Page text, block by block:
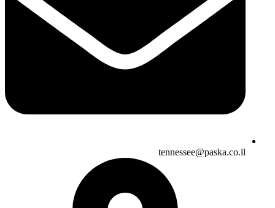
tennessee@paska.co.il